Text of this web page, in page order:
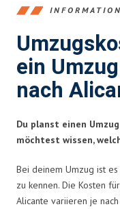
ein
nach
Du planst einen
möchtest wissen,
Bei deinem Umzug ist
zu kennen. Die Kosten
Alicante variieren je